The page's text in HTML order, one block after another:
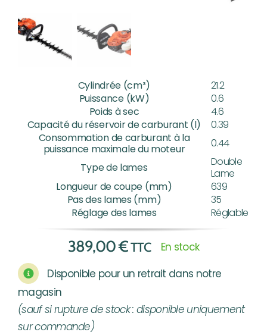
Cylindrée (cm³)
21.2
Puissance (kW)
0.6
Poids à sec
4.6
Capacité du réservoir de carburant (l)
0.39
Consommation de carburant à la
puissance maximale du moteur
0.44
Type de lames
Double
Lame
Longueur de coupe (mm)
639
Pas des lames (mm)
35
Réglage des lames
Réglable
389,00€TTC
En stock
Disponible pour un retrait dans notre
magasin
(sauf si rupture de stock : disponible uniquement
sur commande)